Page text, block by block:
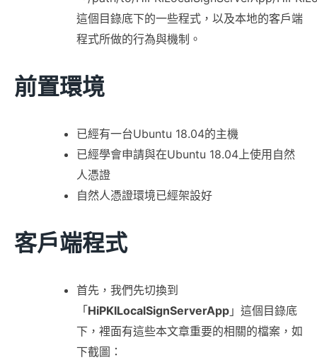
這個目錄底下的一些程式，以及本地的客戶端
程式所做的行為與機制。
前置環境
已經有一台Ubuntu 18.04的主機
已經學會申請與在Ubuntu 18.04上使用自然
人憑證
自然人憑證環境已經架設好
客戶端程式
首先，我們先切換到
「 HiPKILocalSignServerApp 」這個目錄底
下，裡面有這些本文章重要的相關的檔案，如
下截圖：